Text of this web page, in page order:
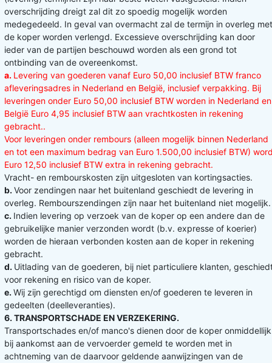
overschrijding dreigt zal dit zo spoedig mogelijk worden
medegedeeld. In geval van overmacht zal de termijn in overleg met
de koper worden verlengd. Excessieve overschrijding kan door
ieder van de partijen beschouwd worden als een grond tot
ontbinding van de overeenkomst.
a. Levering van goederen vanaf Euro 50,00 inclusief BTW franco
afleveringsadres in Nederland en België, inclusief verpakking. Bij
leveringen onder Euro 50,00 inclusief BTW worden in Nederland en
België Euro 4,95 inclusief BTW aan vrachtkosten in rekening
gebracht..
Voor leveringen onder rembours (alleen mogelijk binnen Nederland
en tot een maximum bedrag van Euro 1.500,00 inclusief BTW)
Euro 12,50 inclusief BTW extra in rekening gebracht.
Vracht- en rembourskosten zijn uitgesloten van kortingsacties.
b. Voor zendingen naar het buitenland geschiedt de levering in
overleg. Rembourszendingen zijn naar het buitenland niet mogelijk.
c. Indien levering op verzoek van de koper op een andere dan de
gebruikelijke manier verzonden wordt (b.v. expresse of koerier)
worden de hieraan verbonden kosten aan de koper in rekening
gebracht.
d. Uitlading van de goederen, bij niet particuliere klanten,
voor rekening en risico van de koper.
e. Wij zijn gerechtigd om diensten en/of goederen te leveren in
gedeelten (deelleveranties).
6. TRANSPORTSCHADE EN VERZEKERING.
Transportschades en/of manco's dienen door de koper onmiddellijk
bij aankomst aan de vervoerder gemeld te worden met in
achtneming van de daarvoor geldende aanwijzingen van de